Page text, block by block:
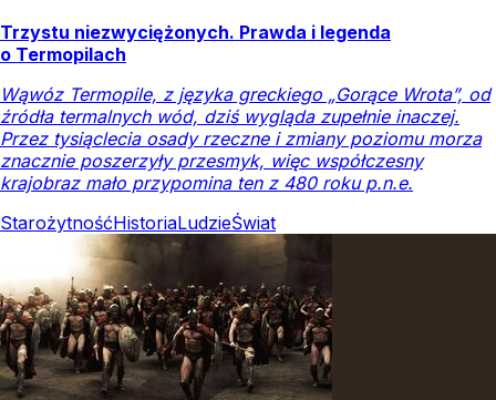
Trzystu niezwyciężonych. Prawda i legenda
o Termopilach
Wąwóz Termopile, z języka greckiego „Gorące Wrota”, od
źródła termalnych wód, dziś wygląda zupełnie inaczej.
Przez tysiąclecia osady rzeczne i zmiany poziomu morza
znacznie poszerzyły przesmyk, więc współczesny
krajobraz mało przypomina ten z 480 roku p.n.e.
StarożytnośćHistoriaLudzieŚwiat